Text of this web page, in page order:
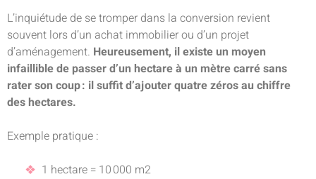
L’inquiétude de se tromper dans la conversion revient
souvent lors d’un achat immobilier ou d’un projet
d’aménagement. Heureusement, il existe un moyen
infaillible de passer d’un hectare à un mètre carré sans
rater son coup : il suffit d’ajouter quatre zéros au chiffre
des hectares.
Exemple pratique :
1 hectare = 10 000 m2